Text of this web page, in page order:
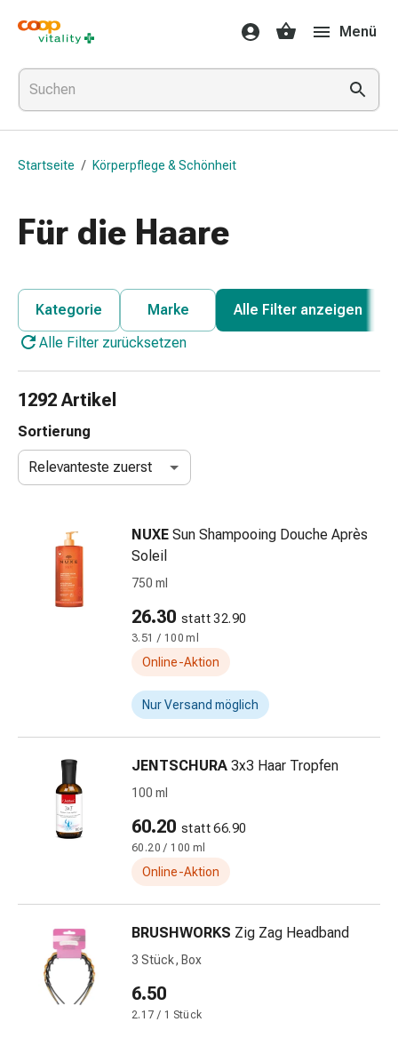
Medikamente
&
Gesundheit
Grippe
&
Erkältung
Grippe-
Erkältung
Medikamente
Bronchitis
Inhalationsgeräte
Nasenreiniger
Schnupfen
Wund-
Elastische
Wundbinden
Kompressen
Fixationspflaster
Gazen
Kompressionsbinden
Pflasterbinden,
Zubehör
Schlauch-
Netzverbände
Verbandsmaterial
Verbrennungen
Verbandwechsel-
Sets
Wundauflagen
Wundbehandlung
Menü
Startseite / Körperpflege & Schönheit
Für die Haare
Kategorie Marke
Alle Filter anzeigen
Alle Filter zurücksetzen
1292 Artikel
Sortierung
Relevanteste zuerst
NUXE Sun Shampooing Douche Après
Soleil
750 ml
26.30 statt 32.90
3.51 / 100 ml
Online-Aktion
Nur Versand möglich
JENTSCHURA 3x3 Haar Tropfen
100 ml
60.20 statt 66.90
60.20 / 100 ml
Online-Aktion
BRUSHWORKS Zig Zag Headband
3 Stück, Box
6.50
2.17 / 1 Stück